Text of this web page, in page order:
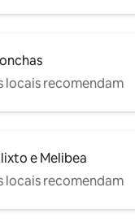
locais recomendam
e Melibea
locais recomendam